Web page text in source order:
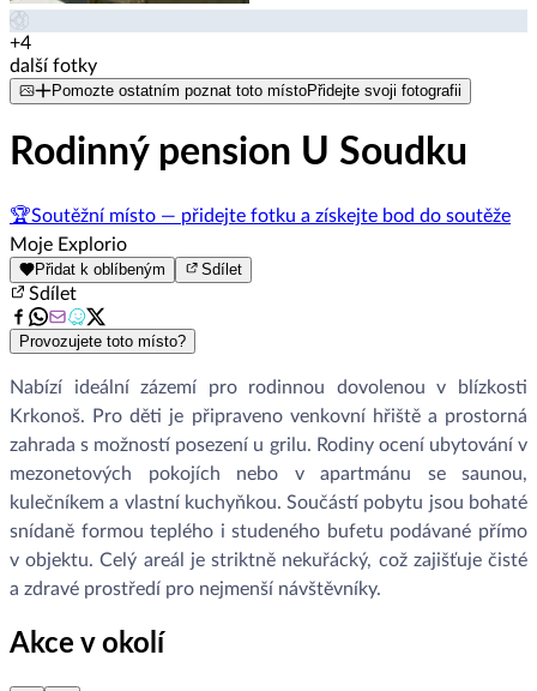
+4
další fotky
Pomozte ostatním poznat toto místoPřidejte svoji fotografii
Rodinný pension U Soudku
🏆Soutěžní místo — přidejte fotku a získejte bod do soutěže
Moje Explorio
Přidat k oblíbeným Sdílet
Sdílet
Provozujete toto místo?
Nabízí ideální zázemí pro rodinnou dovolenou v blízkosti
Krkonoš. Pro děti je připraveno venkovní hřiště a prostorná
zahrada s možností posezení u grilu. Rodiny ocení ubytování v
mezonetových pokojích nebo v apartmánu se saunou,
kulečníkem a vlastní kuchyňkou. Součástí pobytu jsou bohaté
snídaně formou teplého i studeného bufetu podávané přímo
v objektu. Celý areál je striktně nekuřácký, což zajišťuje čisté
a zdravé prostředí pro nejmenší návštěvníky.
Akce v okolí